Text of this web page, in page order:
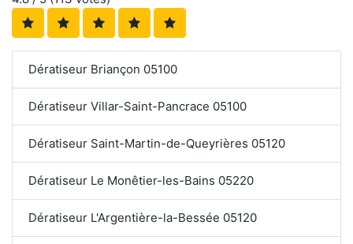
Dératiseur Briançon 05100
Dératiseur Villar-Saint-Pancrace 05100
Dératiseur Saint-Martin-de-Queyrières 05120
Dératiseur Le Monêtier-les-Bains 05220
Dératiseur L'Argentière-la-Bessée 05120